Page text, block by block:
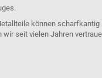
können scharfkantig
seit vielen Jahren